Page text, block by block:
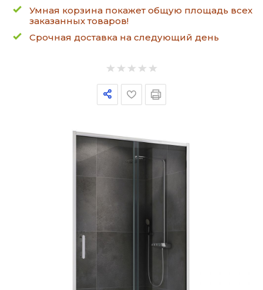
Умная корзина покажет общую площадь всех
заказанных товаров!
Срочная доставка на следующий день